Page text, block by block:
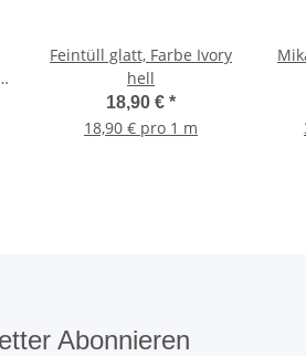
Feintüll glatt, Farbe Ivory
hell
18,90 € *
18,90 € pro 1 m
Abonnieren